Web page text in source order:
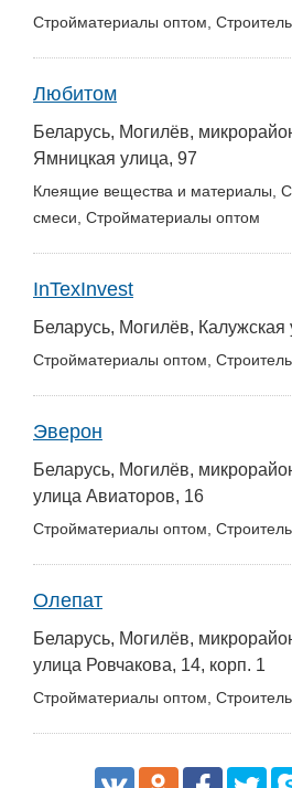
Стройматериалы оптом,
Любитом
Беларусь, Могилёв,
Ямницкая улица, 97
Клеящие вещества и материалы,
смеси, Стройматериалы оптом
InTexInvest
Беларусь, Могилёв, Калужская
Стройматериалы оптом,
Эверон
Беларусь, Могилёв,
улица Авиаторов, 16
Стройматериалы оптом,
Олепат
Беларусь, Могилёв,
улица Ровчакова, 14, корп. 1
Стройматериалы оптом,